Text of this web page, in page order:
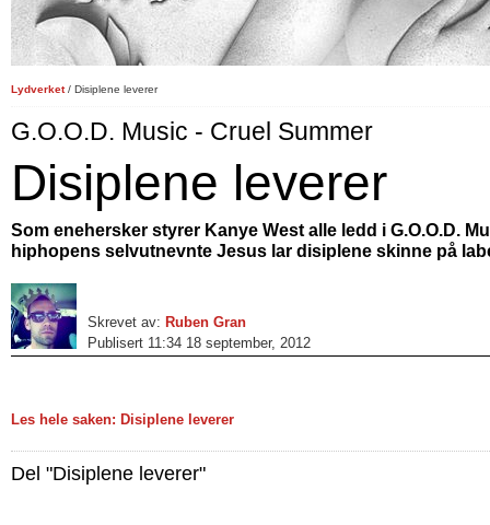
Lydverket/ Disiplene leverer
G.O.O.D. Music - Cruel Summer
Disiplene leverer
Som enehersker styrer Kanye West alle ledd i G.O.O.D.
hiphopens selvutnevnte Jesus lar disiplene skinne på
Skrevet av: Ruben Gran
Publisert 11:34 18 september, 2012
Les hele saken: Disiplene leverer
Del "Disiplene leverer"